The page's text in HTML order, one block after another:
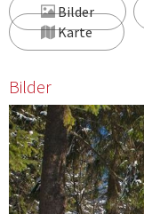
Bilder
Karte
Bilder